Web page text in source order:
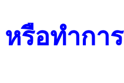
หรือทำกา